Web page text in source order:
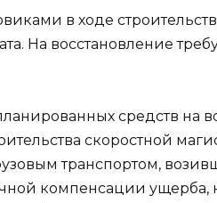
в ходе
На восстановление
средств на
скоростной
транспортом,
компенсации ущерба,